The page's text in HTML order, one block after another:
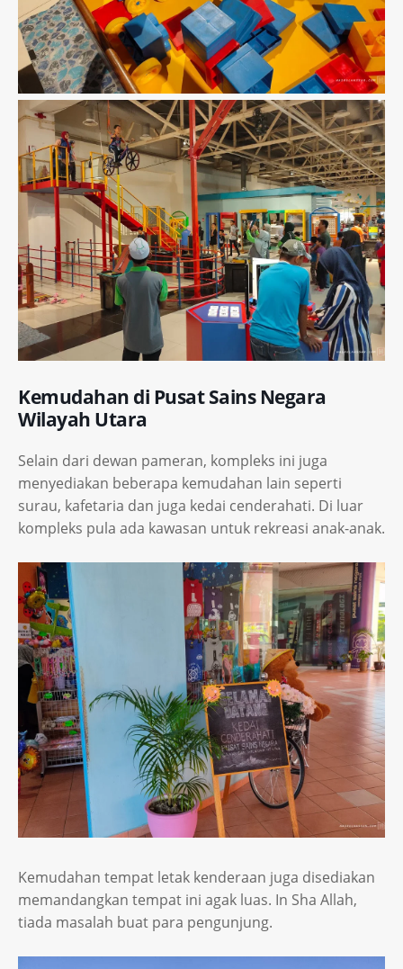
Kemudahan di Pusat Sains Negara
Wilayah Utara
Selain dari dewan pameran, kompleks ini juga
menyediakan beberapa kemudahan lain seperti
surau, kafetaria dan juga kedai cenderahati. Di luar
kompleks pula ada kawasan untuk rekreasi anak-anak.
Kemudahan tempat letak kenderaan juga disediakan
memandangkan tempat ini agak luas. In Sha Allah,
tiada masalah buat para pengunjung.